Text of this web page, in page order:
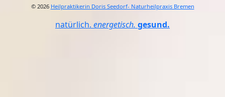
© 2026 Heilpraktikerin Doris Seedorf- Naturheilpraxis Bremen
natürlich. energetisch. gesund.